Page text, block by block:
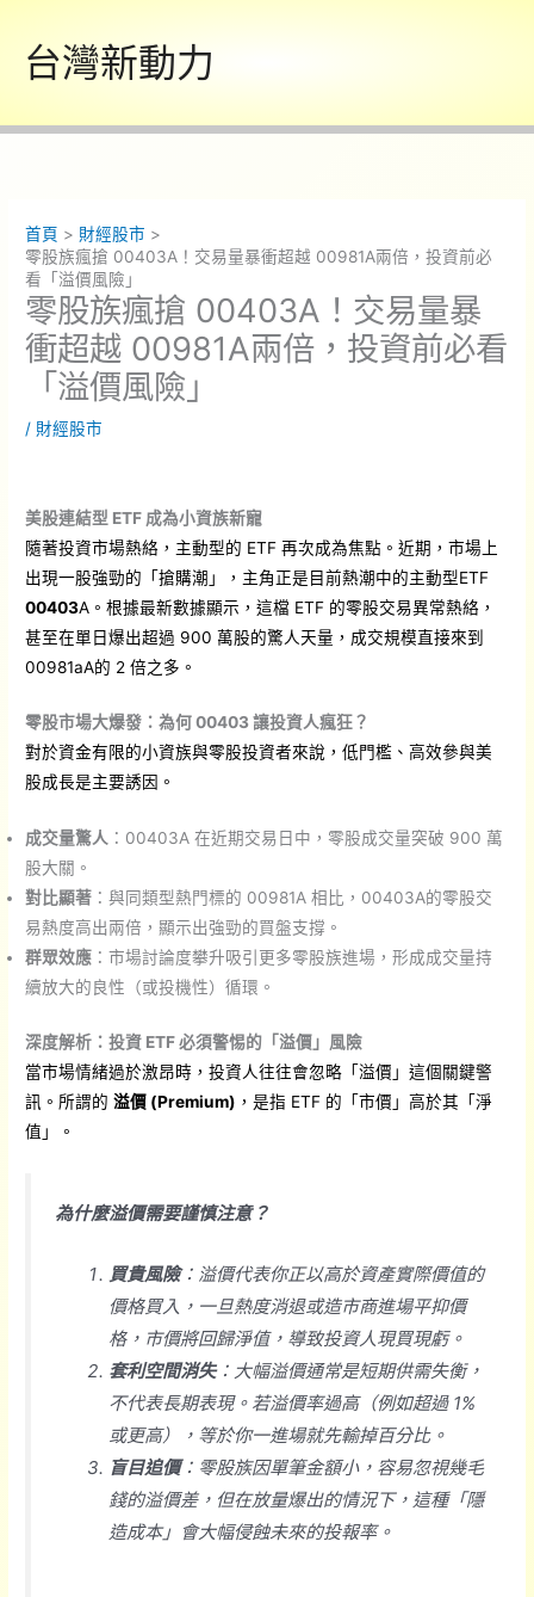
內
台灣新動力
首頁
財經股市
零股族瘋搶 00403A！交易量暴衝超越 00981A兩倍，投資前必
看「溢價風險」
零股族瘋搶 00403A！交易量暴
衝超越 00981A兩倍，投資前必看
「溢價風險」
/ 財經股市
美股連結型 ETF 成為小資族新寵
隨著投資市場熱絡，主動型的 ETF 再次成為焦點。近期，市場上
出現一股強勁的「搶購潮」，主角正是目前熱潮中的主動型ETF
00403A。根據最新數據顯示，這檔 ETF 的零股交易異常熱絡，
甚至在單日爆出超過 900 萬股的驚人天量，成交規模直接來到
00981aA的 2 倍之多。
零股市場大爆發：為何 00403 讓投資人瘋狂？
對於資金有限的小資族與零股投資者來說，低門檻、高效參與美
股成長是主要誘因。
成交量驚人 ：00403A 在近期交易日中，零股成交量突破 900 萬
股大關。
對比顯著 ：與同類型熱門標的 00981A 相比，00403A的零股交
易熱度高出兩倍，顯示出強勁的買盤支撐。
群眾效應 ：市場討論度攀升吸引更多零股族進場，形成成交量持
續放大的良性（或投機性）循環 。
深度解析：投資 ETF 必須警惕的「溢價」風險
當市場情緒過於激昂時，投資人往往會忽略「溢價」這個關鍵警
訊。所謂的溢價 (Premium) ，是指 ETF 的「市價」高於其「淨
值」。
為什麼溢價需要謹慎注意？
買貴風險：溢價代表你正以高於資產實際價值的
價格買入，一旦熱度消退或造市商進場平抑價
格，市價將回歸淨值，導致投資人現買現虧。
套利空間消失：大幅溢價通常是短期供需失衡，
不代表長期表現。若溢價率過高（例如超過 1%
或更高），等於你一進場就先輸掉百分比。
盲目追價：零股族因單筆金額小，容易忽視幾毛
錢的溢價差，但在放量爆出的情況下，這種「隱
造成本」會大幅侵蝕未來的投報率。